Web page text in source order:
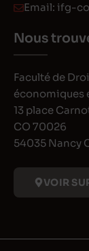
Email: ifg-
Nous
Faculté de
économiques
13 place
CO 70026
54035 Nancy
VOIR